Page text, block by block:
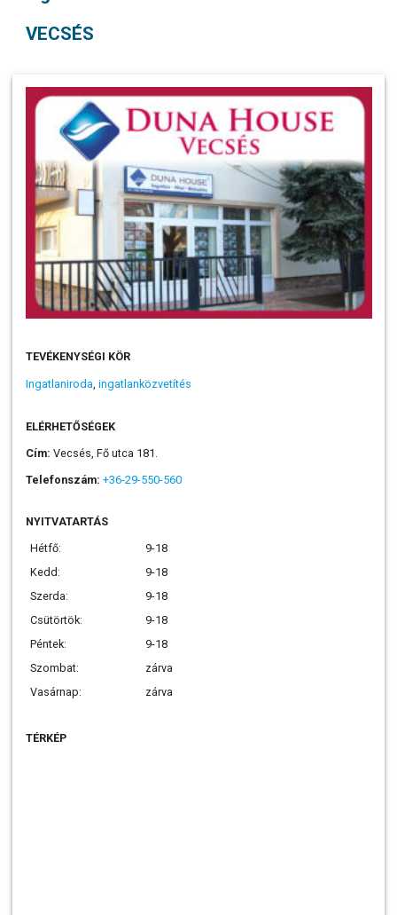
VECSÉS
TEVÉKENYSÉGI KÖR
Ingatlaniroda, ingatlanközvetítés
ELÉRHETŐSÉGEK
Cím: Vecsés, Fő utca 181.
Telefonszám: +36-29-550-560
NYITVATARTÁS
Hétfő:
9-18
Kedd:
9-18
Szerda:
9-18
Csütörtök:
9-18
Péntek:
9-18
Szombat:
zárva
Vasárnap:
zárva
TÉRKÉP